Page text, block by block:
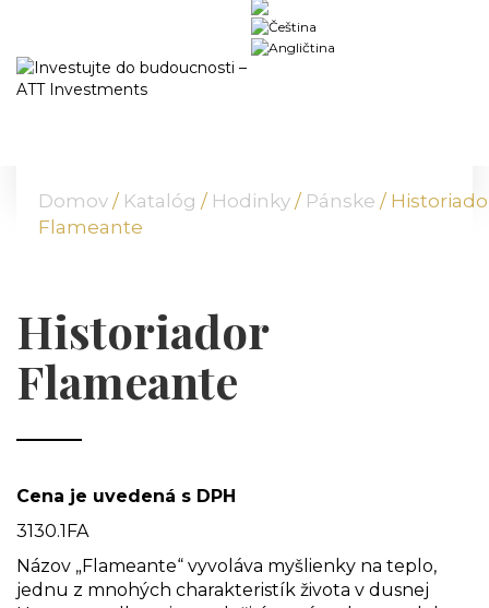
PONUKA
TVÁRE ATT
MÉDIÁ
Domov / Katalóg / Hodinky / Pánske /
Flameante
Historiador
Flameante
Cena je uvedená s DPH
3130.1FA
Názov „Flameante“ vyvoláva myšlienky na teplo,
jednu z mnohých charakteristík života v dusnej